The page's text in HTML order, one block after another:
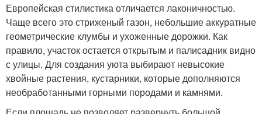
Европейская стилистика отличается лаконичностью.
Чаще всего это стриженый газон, небольшие аккуратные
геометрические клумбы и ухоженные дорожки. Как
правило, участок остается открытым и палисадник видно
с улицы. Для создания уюта выбирают невысокие
хвойные растения, кустарники, которые дополняются
необработанными горными породами и камнями.